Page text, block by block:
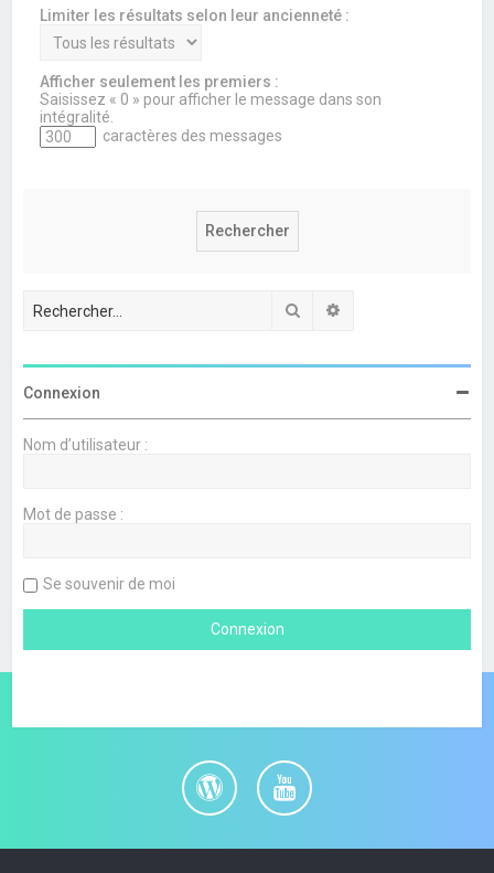
Limiter les résultats selon leur ancienneté :
Afficher seulement les premiers :
Saisissez « 0 » pour afficher le message dans son
intégralité.
caractères des messages
Rechercher
Connexion
Nom d’utilisateur :
Mot de passe :
Se souvenir de moi